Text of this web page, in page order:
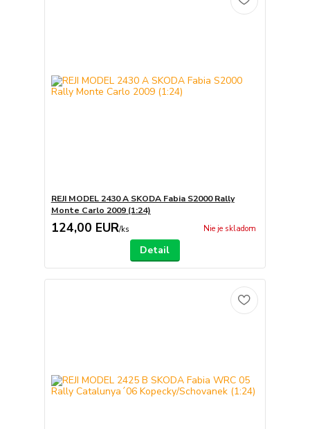
REJI MODEL 2430 A SKODA Fabia S2000 Rally
Monte Carlo 2009 (1:24)
124,00 EUR/ks Nie je skladom
Detail